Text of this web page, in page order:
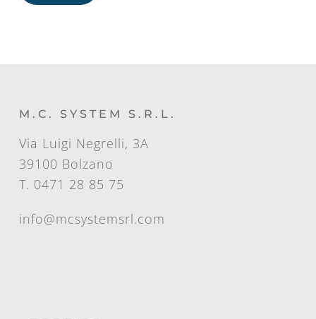
M.C. SYSTEM S.R.L.
Via Luigi Negrelli, 3A
39100 Bolzano
T. 0471 28 85 75
info@mcsystemsrl.com